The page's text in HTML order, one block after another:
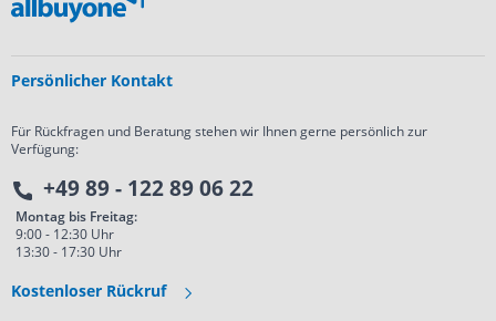
Persönlicher Kontakt
Für Rückfragen und Beratung stehen wir Ihnen gerne persönlich zur
Verfügung:
+49 89 - 122 89 06 22
Montag bis Freitag:
9:00 - 12:30 Uhr
13:30 - 17:30 Uhr
Kostenloser Rückruf